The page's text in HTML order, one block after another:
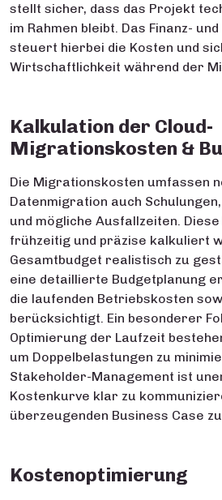
stellt sicher, dass das Projekt
im Rahmen bleibt. Das Finanz-
steuert hierbei die Kosten und
Wirtschaftlichkeit während der
Kalkulation der Cloud-
Migrationskosten &
Die Migrationskosten umfassen
Datenmigration auch Schulung
und mögliche Ausfallzeiten.
frühzeitig und präzise kalkuliert
Gesamtbudget realistisch zu
eine detaillierte Budgetplanung
die laufenden Betriebskosten
berücksichtigt. Ein besonderer
Optimierung der Laufzeit
um Doppelbelastungen zu
Stakeholder-Management ist
Kostenkurve klar zu
überzeugenden Business Case
Kostenoptimierung